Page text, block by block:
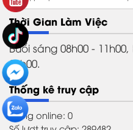
Thời Gian Làm Việc
Buổi sáng 08h00 -
21h00.
Thống kê truy cập
Đang online: 0